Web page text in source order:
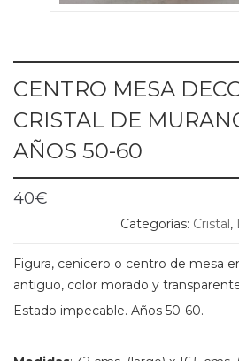
CENTRO MESA
CRISTAL DE
AÑOS 50-60
40€
Categorías: Cristal ,
Figura, cenicero o centro de mesa
antiguo, color morado y
Estado impecable. Años 50-60.